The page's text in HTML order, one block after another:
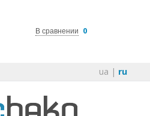
В сравнении 0
ua | ru